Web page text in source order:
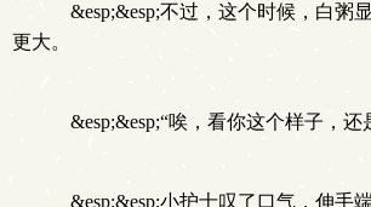
&esp;&esp;不过，这个时候，白粥
更大。
&esp;&esp;“唉，看你这个样子，还
&esp;&esp;小护士叹了口气，伸手